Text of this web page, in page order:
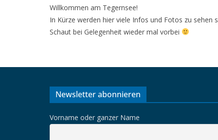
Willkommen am Tegernsee!
In Kürze werden hier viele Infos und Fotos zu sehen
Schaut bei Gelegenheit wieder mal vorbei
Newsletter abonnieren
Vorname oder ganzer Name